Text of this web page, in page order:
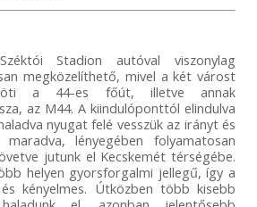
Stadion autóval viszonylag
megközelíthető, mivel a két várost
a 44-es főút, illetve annak
az M44. A kiindulóponttól elindulva
nyugat felé vesszük az irányt és
lényegében folyamatosan
jutunk el Kecskemét térségébe.
helyen gyorsforgalmi jellegű, így a
kényelmes. Útközben több kisebb